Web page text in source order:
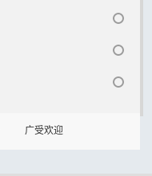
广受欢迎